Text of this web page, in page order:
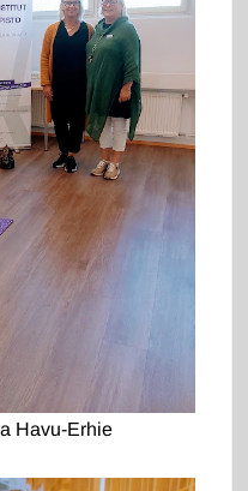
Havu-Erhie